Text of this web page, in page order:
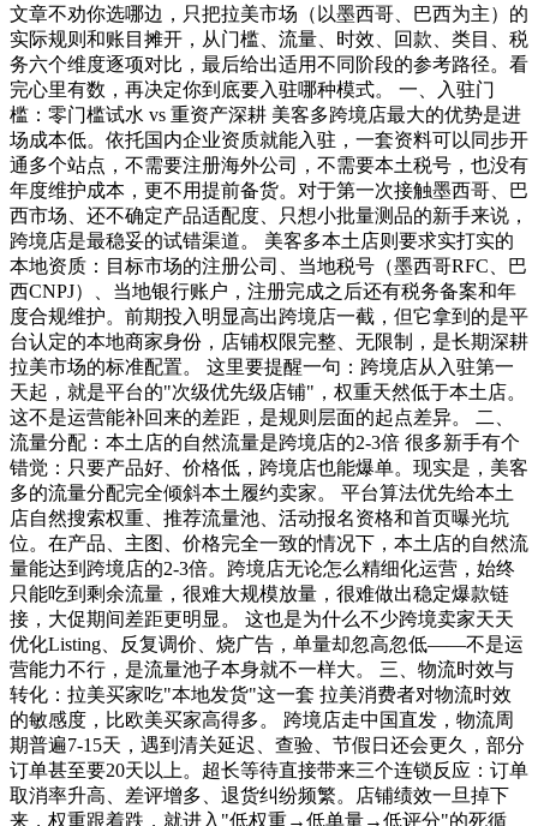
文章不劝你选哪边，只把拉美市场（以墨西哥、巴西为主）的
实际规则和账目摊开，从门槛、流量、时效、回款、类目、税
务六个维度逐项对比，最后给出适用不同阶段的参考路径。看
完心里有数，再决定你到底要入驻哪种模式。 一、入驻门
槛：零门槛试水 vs 重资产深耕 美客多跨境店最大的优势是进
场成本低。依托国内企业资质就能入驻，一套资料可以同步开
通多个站点，不需要注册海外公司，不需要本土税号，也没有
年度维护成本，更不用提前备货。对于第一次接触墨西哥、巴
西市场、还不确定产品适配度、只想小批量测品的新手来说，
跨境店是最稳妥的试错渠道。 美客多本土店则要求实打实的
本地资质：目标市场的注册公司、当地税号（墨西哥RFC、巴
西CNPJ）、当地银行账户，注册完成之后还有税务备案和年
度合规维护。前期投入明显高出跨境店一截，但它拿到的是平
台认定的本地商家身份，店铺权限完整、无限制，是长期深耕
拉美市场的标准配置。 这里要提醒一句：跨境店从入驻第一
天起，就是平台的"次级优先级店铺"，权重天然低于本土店。
这不是运营能补回来的差距，是规则层面的起点差异。 二、
流量分配：本土店的自然流量是跨境店的2-3倍 很多新手有个
错觉：只要产品好、价格低，跨境店也能爆单。现实是，美客
多的流量分配完全倾斜本土履约卖家。 平台算法优先给本土
店自然搜索权重、推荐流量池、活动报名资格和首页曝光坑
位。在产品、主图、价格完全一致的情况下，本土店的自然流
量能达到跨境店的2-3倍。跨境店无论怎么精细化运营，始终
只能吃到剩余流量，很难大规模放量，很难做出稳定爆款链
接，大促期间差距更明显。 这也是为什么不少跨境卖家天天
优化Listing、反复调价、烧广告，单量却忽高忽低——不是运
营能力不行，是流量池子本身就不一样大。 三、物流时效与
转化：拉美买家吃"本地发货"这一套 拉美消费者对物流时效
的敏感度，比欧美买家高得多。 跨境店走中国直发，物流周
期普遍7-15天，遇到清关延迟、查验、节假日还会更久，部分
订单甚至要20天以上。超长等待直接带来三个连锁反应：订单
取消率升高、差评增多、退货纠纷频繁。店铺绩效一旦掉下
来，权重跟着跌，就进入"低权重→低单量→低评分"的死循